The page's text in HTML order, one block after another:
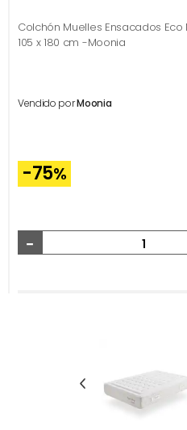
Colchón Muelles Ensacados
105 x 180 cm -Moonia
Vendido porMoonia
-75%
-